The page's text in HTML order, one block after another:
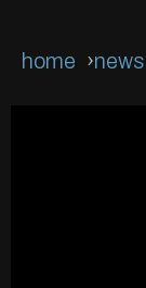
home news